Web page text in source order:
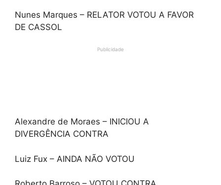
Nunes Marques – RELATOR VOTOU A FAVOR
DE CASSOL
Publicidade
Alexandre de Moraes – INICIOU A
DIVERGÊNCIA CONTRA
Luiz Fux – AINDA NÃO VOTOU